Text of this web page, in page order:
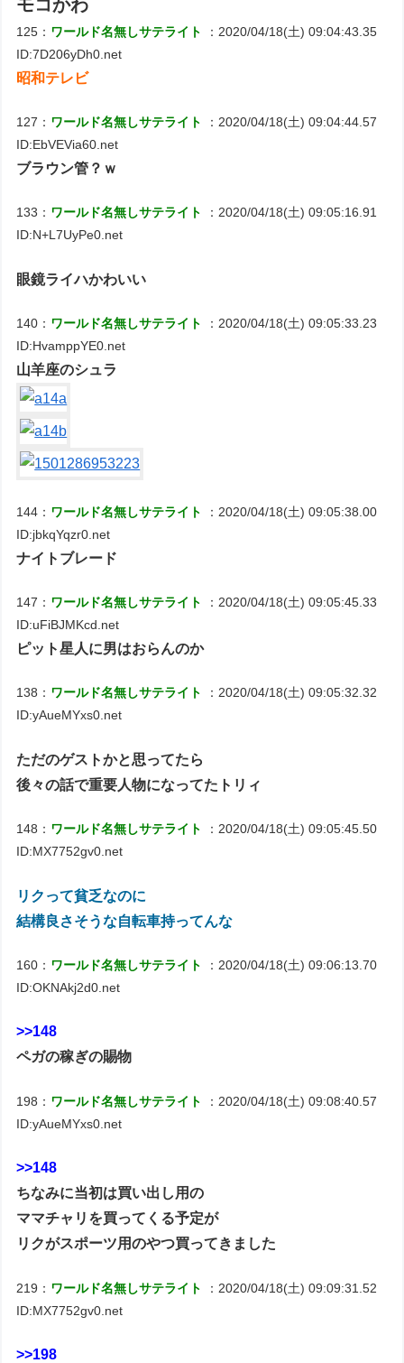
モコかわ
125： ワールド名無しサテライト
：2020/04/18(土) 09:04:43.35
ID:7D206yDh0.net
昭和テレビ
127： ワールド名無しサテライト
：2020/04/18(土) 09:04:44.57
ID:EbVEVia60.net
ブラウン管？ｗ
133： ワールド名無しサテライト
：2020/04/18(土) 09:05:16.91
ID:N+L7UyPe0.net
眼鏡ライハかわいい
140： ワールド名無しサテライト
：2020/04/18(土) 09:05:33.23
ID:HvamppYE0.net
山羊座のシュラ
144： ワールド名無しサテライト
：2020/04/18(土) 09:05:38.00
ID:jbkqYqzr0.net
ナイトブレード
147： ワールド名無しサテライト
：2020/04/18(土) 09:05:45.33
ID:uFiBJMKcd.net
ピット星人に男はおらんのか
138： ワールド名無しサテライト
：2020/04/18(土) 09:05:32.32
ID:yAueMYxs0.net
ただのゲストかと思ってたら
後々の話で重要人物になってたトリィ
148： ワールド名無しサテライト
：2020/04/18(土) 09:05:45.50
ID:MX7752gv0.net
リクって貧乏なのに
結構良さそうな自転車持ってんな
160： ワールド名無しサテライト
：2020/04/18(土) 09:06:13.70
ID:OKNAkj2d0.net
>>148
ペガの稼ぎの賜物
198： ワールド名無しサテライト
：2020/04/18(土) 09:08:40.57
ID:yAueMYxs0.net
>>148
ちなみに当初は買い出し用の
ママチャリを買ってくる予定が
リクがスポーツ用のやつ買ってきました
219： ワールド名無しサテライト
：2020/04/18(土) 09:09:31.52
ID:MX7752gv0.net
>>198